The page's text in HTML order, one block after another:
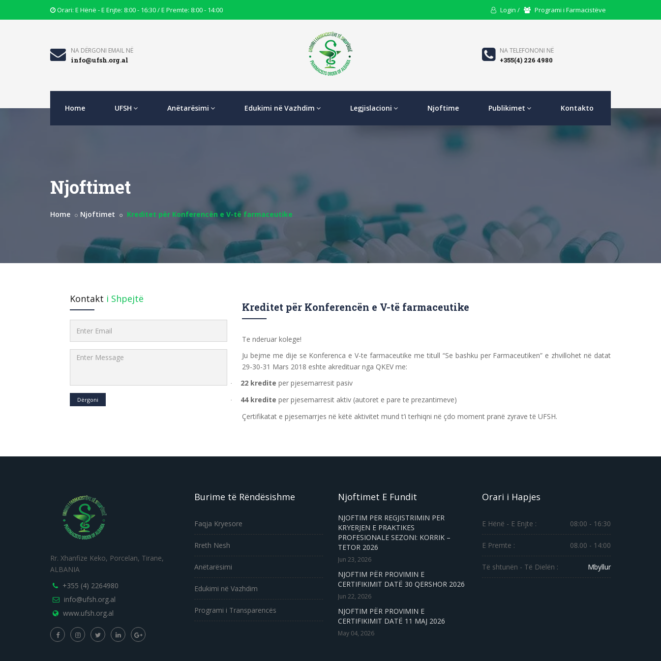
Opening
Icon
Orari: E Hënë - E Enjte: 8:00 - 16:30 / E Premte: 8:00 - 14:00 User
Login / Users
Programi i Farmacistëve
Email
Icon
NA DËRGONI EMAIL NË
info@ufsh.org.al
Phone
Icon
NA TELEFONONI NË
+355(4) 226 4980
Home UFSH Anëtarësimi Edukimi në Vazhdim Legjislacioni Njoftime Publikimet Kontakto
Njoftimet
Home Njoftimet Kreditet për Konferencën e V-të farmaceutike
Kreditet për Konferencën e V-të farmaceutike
Te nderuar kolege!
Ju bejme me dije se Konferenca e V-te farmaceutike me titull “Se bashku per Farmaceutiken” e zhvillohet në datat
29-30-31 Mars 2018 eshte akredituar nga QKEV me:
· 22 kredite per pjesemarresit pasiv
· 44 kredite per pjesemarresit aktiv (autoret e pare te prezantimeve)
Çertifikatat e pjesemarrjes në këtë aktivitet mund t’i terhiqni në çdo moment pranë zyrave të UFSH.
Kontakt i Shpejtë
Dërgoni
Rr. Xhanfize Keko, Porcelan, Tirane,
ALBANIA
+355 (4) 2264980
info@ufsh.org.al
www.ufsh.org.al
Burime të Rëndësishme
Faqja Kryesore
Rreth Nesh
Anëtarësimi
Edukimi në Vazhdim
Programi i Transparencës
Njoftimet E Fundit
NJOFTIM PER REGJISTRIMIN PER
KRYERJEN E PRAKTIKES
PROFESIONALE SEZONI: KORRIK –
TETOR 2026
Jun 23, 2026
NJOFTIM PËR PROVIMIN E
CERTIFIKIMIT DATË 30 QERSHOR 2026
Jun 22, 2026
NJOFTIM PËR PROVIMIN E
CERTIFIKIMIT DATË 11 MAJ 2026
May 04, 2026
Orari i Hapjes
E Hënë - E Enjte : 08:00 - 16:30
E Premte : 08.00 - 14:00
Të shtunën - Të Dielën : Mbyllur